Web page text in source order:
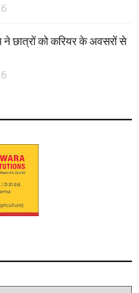
ने छात्रों को करियर के अवसरों से